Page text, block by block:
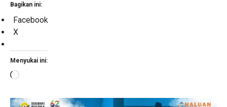
Bagikan ini:
Facebook
X
Menyukai ini:
Memuat...